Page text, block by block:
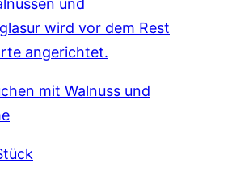
mit Walnuss und